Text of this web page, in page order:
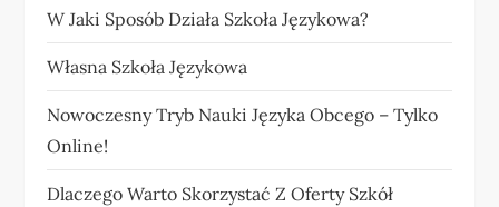
W Jaki Sposób Działa Szkoła Językowa?
Własna Szkoła Językowa
Nowoczesny Tryb Nauki Języka Obcego – Tylko
Online!
Dlaczego Warto Skorzystać Z Oferty Szkół